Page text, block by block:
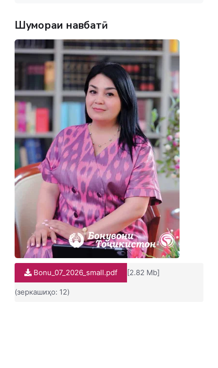
Шумораи навбатӣ
Bonu_07_2026_small.pdf [2.82 Mb]
(зеркашиҳо: 12)